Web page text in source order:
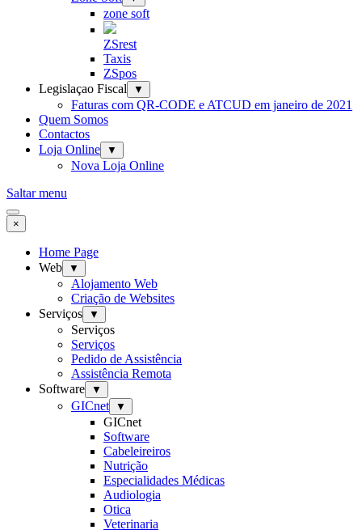
zone soft
ZSrest
Taxis
ZSpos
Legislaçao Fiscal
▼
Faturas com QR-CODE e ATCUD em janeiro de 2021
Quem Somos
Contactos
Loja Online
▼
Nova Loja Online
Saltar menu
×
Home Page
Web
▼
Alojamento Web
Criação de Websites
Serviços
▼
Serviços
Serviços
Pedido de Assistência
Assistência Remota
Software
▼
GICnet ▼
GICnet
Software
Cabeleireiros
Nutrição
Especialidades Médicas
Audiologia
Otica
Veterinaria